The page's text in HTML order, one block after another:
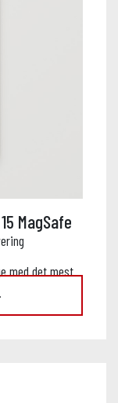
MagSafe
med det mest